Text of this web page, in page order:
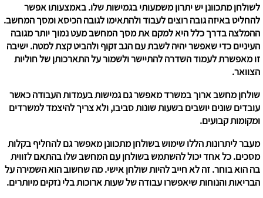
לשולחן מתכוונן יש יתרון משמעותי בגמישות שלו. באמצעותו אפשר
להחליט באיזה גובה רוצים לעבוד ולהתאימו לגובה הכיסא ומסך המחשב.
ההמלצה בדרך כלל היא למקם את מסך המחשב מעט נמוך יותר מגובה
העיניים כדי שאפשר יהיה לשבת עם הגב זקוף ולהביט קצת למטה. ישיבה
זו מאפשרת לעמוד השדרה להתיישר ולשמור על התארכותן של חוליות
הצוואר.
שולחן מחשב ארוך במשרד מאפשר גם גמישות בעמדות העבודה כאשר
עובדים שונים יושבים בשעות שונות סביבו, ולא צריך להיצמד למשרדים
ומקומות קבועים.
מעבר ליתרונות הללו שימוש בשולחן מתכוונן מאפשר גם להחליף בקלות
מסכים. כל אחד יכול להשתמש בשולחן עם המחשב שלו בהתאם לזווית
בה הוא בוחר. זה לא חייב להיות שולחן אישי. מה שחשוב הוא השמירה על
הבריאות והנוחות שיאפשרו עבודה של שעות ארוכות בלי נזקים מיותרים.